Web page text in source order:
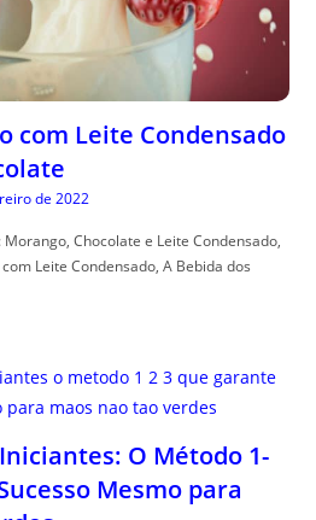
com Leite Condensado
de 2022
Chocolate e Leite Condensado,
Leite Condensado, A Bebida dos
O Método 1-
Mesmo para